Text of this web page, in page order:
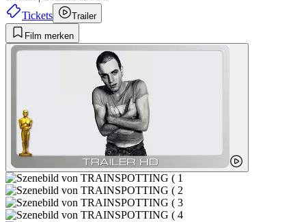
Tickets
Trailer
Film merken